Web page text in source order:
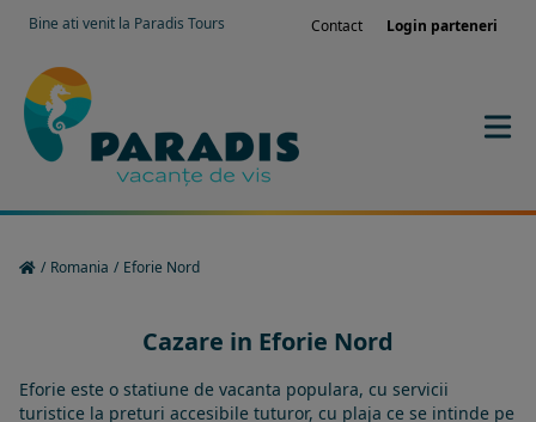
Bine ati venit la Paradis Tours Contact Login parteneri
/ Romania / Eforie Nord
Cazare in Eforie Nord
Eforie este o statiune de vacanta populara, cu servicii
turistice la preturi accesibile tuturor, cu plaja ce se intinde pe